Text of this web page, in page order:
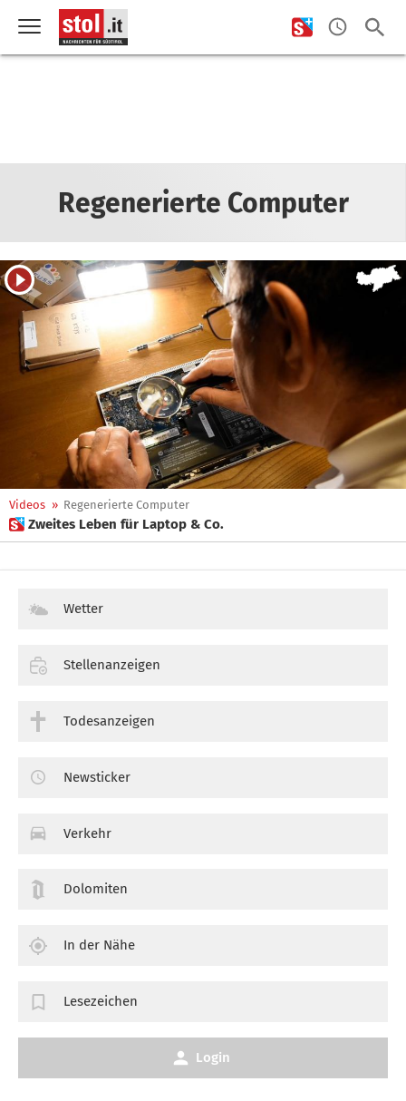
Regenerierte Computer
Videos » Regenerierte Computer
 Zweites Leben für Laptop & Co.
Wetter
Stellenanzeigen
Todesanzeigen
Newsticker
Verkehr
Dolomiten
In der Nähe
Lesezeichen
Login